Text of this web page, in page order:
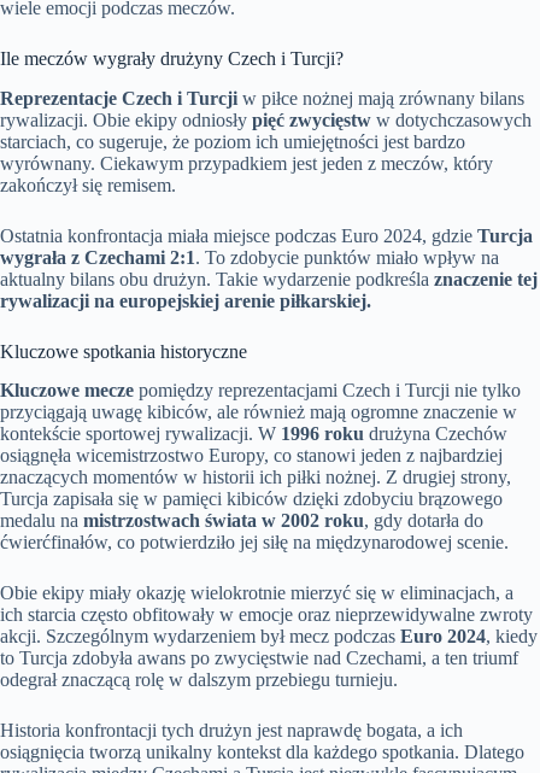
wiele emocji podczas meczów.
Ile meczów wygrały drużyny Czech i Turcji?
Reprezentacje Czech i Turcji w piłce nożnej mają zrównany bilans
rywalizacji. Obie ekipy odniosły pięć zwycięstw w dotychczasowych
starciach, co sugeruje, że poziom ich umiejętności jest bardzo
wyrównany. Ciekawym przypadkiem jest jeden z meczów, który
zakończył się remisem.
Ostatnia konfrontacja miała miejsce podczas Euro 2024, gdzie Turcja
wygrała z Czechami 2:1. To zdobycie punktów miało wpływ na
aktualny bilans obu drużyn. Takie wydarzenie podkreśla znaczenie tej
rywalizacji na europejskiej arenie piłkarskiej.
Kluczowe spotkania historyczne
Kluczowe mecze pomiędzy reprezentacjami Czech i Turcji nie tylko
przyciągają uwagę kibiców, ale również mają ogromne znaczenie w
kontekście sportowej rywalizacji. W 1996 roku drużyna Czechów
osiągnęła wicemistrzostwo Europy, co stanowi jeden z najbardziej
znaczących momentów w historii ich piłki nożnej. Z drugiej strony,
Turcja zapisała się w pamięci kibiców dzięki zdobyciu brązowego
medalu na mistrzostwach świata w 2002 roku, gdy dotarła do
ćwierćfinałów, co potwierdziło jej siłę na międzynarodowej scenie.
Obie ekipy miały okazję wielokrotnie mierzyć się w eliminacjach, a
ich starcia często obfitowały w emocje oraz nieprzewidywalne zwroty
akcji. Szczególnym wydarzeniem był mecz podczas Euro 2024, kiedy
to Turcja zdobyła awans po zwycięstwie nad Czechami, a ten triumf
odegrał znaczącą rolę w dalszym przebiegu turnieju.
Historia konfrontacji tych drużyn jest naprawdę bogata, a ich
osiągnięcia tworzą unikalny kontekst dla każdego spotkania. Dlatego